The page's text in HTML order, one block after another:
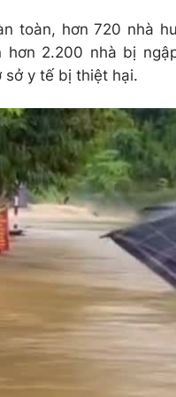
toàn, hơn 720 nhà
hơn 2.200 nhà bị
sở y tế bị thiệt hại.